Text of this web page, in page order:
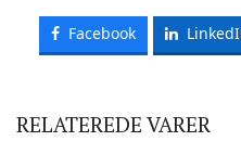
Facebook
RELATEREDE VARER